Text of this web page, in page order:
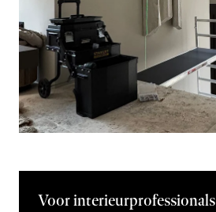
Voor interieurprofessionals